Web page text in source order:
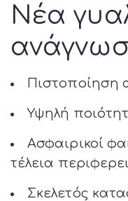
Νέα
Πιστοποίηση
Υψηλή
Ασφαιρικοί
τέλεια
Σκελετός